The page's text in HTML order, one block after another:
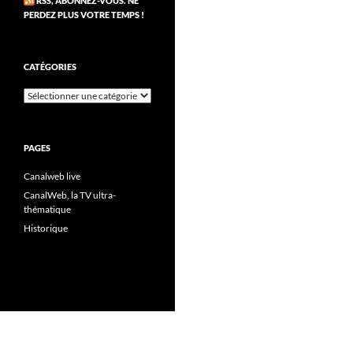
PERDEZ PLUS VOTRE TEMPS !
CATÉGORIES
Catégories
PAGES
Canalweb live
CanalWeb, la TV ultra-
thématique
Historique